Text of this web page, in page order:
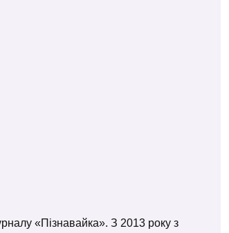
«Пізнавайка». З 2013 року з